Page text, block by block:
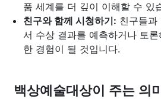
품 세계를 더 깊이 이해할 수 있
친구와 함께 시청하기: 친구들과
서 수상 결과를 예측하거나 토
한 경험이 될 것입니다.
백상예술대상이 주는 의미